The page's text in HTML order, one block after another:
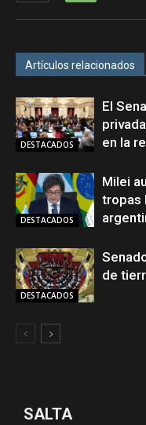
Artículos relacionados
DESTACADOS
El
en la
DESTACADOS
Milei
tropas
DESTACADOS
de
SALTA